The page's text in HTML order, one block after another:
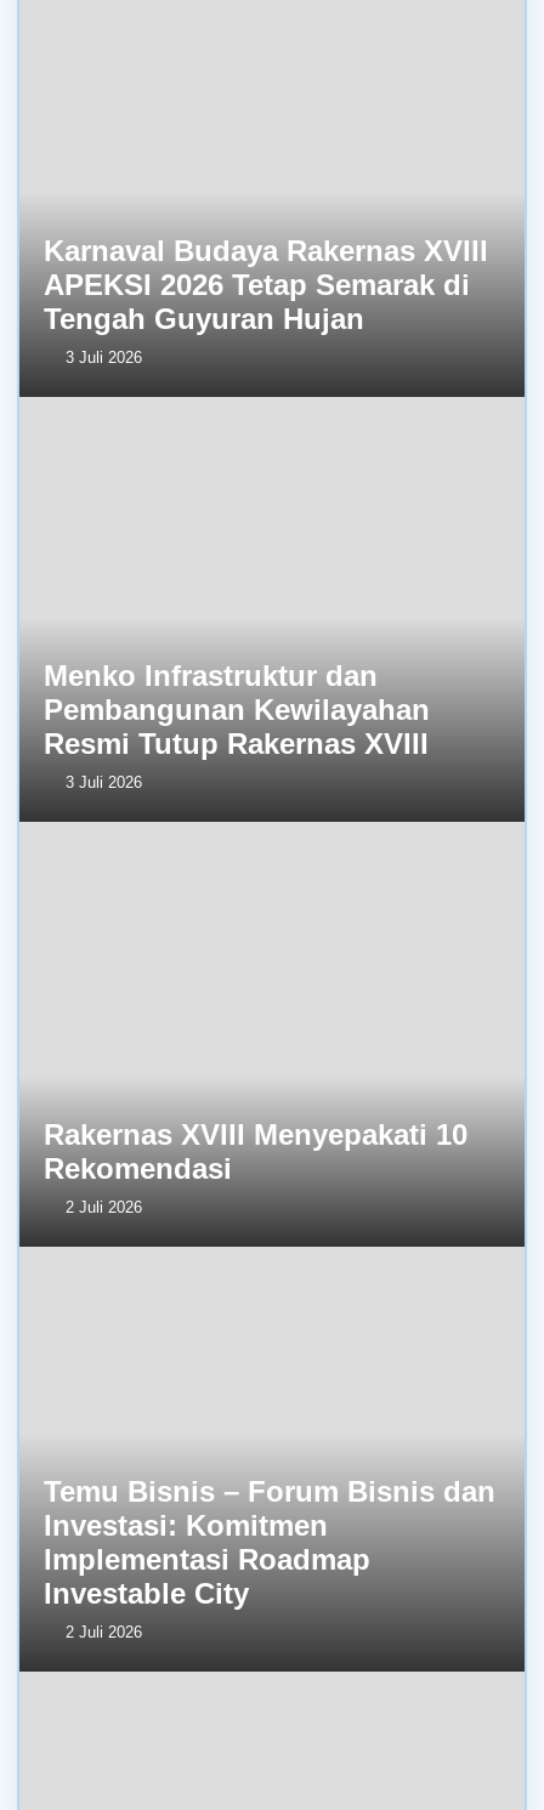
Karnaval Budaya Rakernas XVIII
APEKSI 2026 Tetap Semarak di
Tengah Guyuran Hujan
3 Juli 2026
Menko Infrastruktur dan
Pembangunan Kewilayahan
Resmi Tutup Rakernas XVIII
3 Juli 2026
Rakernas XVIII Menyepakati 10
Rekomendasi
2 Juli 2026
Temu Bisnis – Forum Bisnis dan
Investasi: Komitmen
Implementasi Roadmap
Investable City
2 Juli 2026